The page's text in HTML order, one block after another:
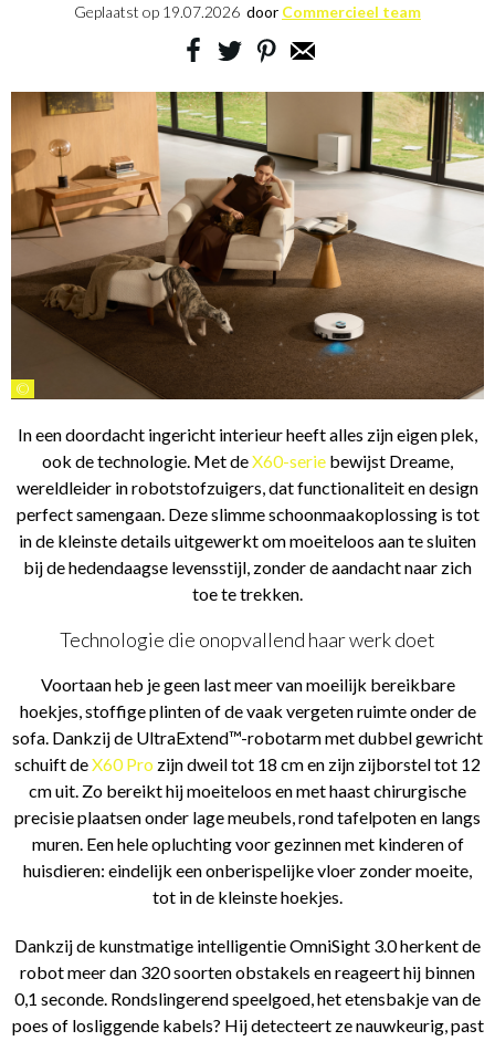
Geplaatst op 19.07.2026 door Commercieel team
©
In een doordacht ingericht interieur heeft alles zijn eigen plek,
ook de technologie. Met deX60-serie bewijst Dreame,
wereldleider in robotstofzuigers, dat functionaliteit en design
perfect samengaan. Deze slimme schoonmaakoplossing is tot
in de kleinste details uitgewerkt om moeiteloos aan te sluiten
bij de hedendaagse levensstijl, zonder de aandacht naar zich
toe te trekken.
Technologie die onopvallend haar werk doet
Voortaan heb je geen last meer van moeilijk bereikbare
hoekjes, stoffige plinten of de vaak vergeten ruimte onder de
sofa. Dankzij de UltraExtend™-robotarm met dubbel gewricht
schuift deX60 Pro zijn dweil tot 18 cm en zijn zijborstel tot 12
cm uit. Zo bereikt hij moeiteloos en met haast chirurgische
precisie plaatsen onder lage meubels, rond tafelpoten en langs
muren. Een hele opluchting voor gezinnen met kinderen of
huisdieren: eindelijk een onberispelijke vloer zonder moeite,
tot in de kleinste hoekjes.
Dankzij de kunstmatige intelligentie OmniSight 3.0 herkent de
robot meer dan 320 soorten obstakels en reageert hij binnen
0,1 seconde. Rondslingerend speelgoed, het etensbakje van de
poes of losliggende kabels? Hij detecteert ze nauwkeurig, past